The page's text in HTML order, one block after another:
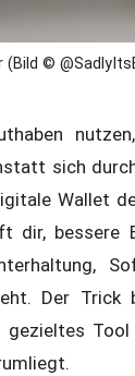
©
sich
Wallet
dir, bessere
Der Trick
Tool